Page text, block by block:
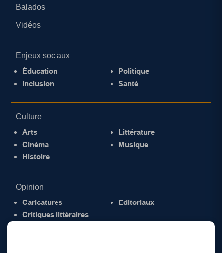
Balados
Vidéos
Enjeux sociaux
Éducation
Inclusion
Politique
Santé
Culture
Arts
Cinéma
Histoire
Littérature
Musique
Opinion
Caricatures
Critiques littéraires
Éditoriaux